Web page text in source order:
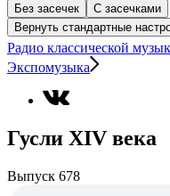
Без засечек
С засечками
Вернуть стандартные
Радио классической
Экспомузыка
Гусли XIV века
Выпуск 678